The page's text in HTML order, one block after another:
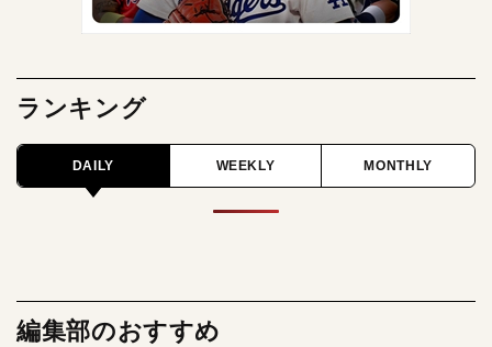
ランキング
DAILY WEEKLY MONTHLY
編集部のおすすめ